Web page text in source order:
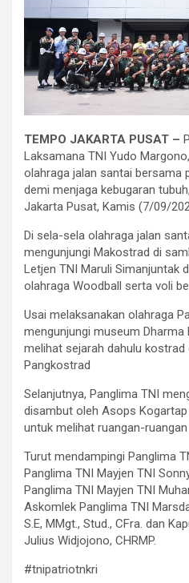
TEMPO JAKARTA PUSAT –
Laksamana TNI Yudo
olahraga jalan santai bersama
demi menjaga kebugaran
Jakarta Pusat, Kamis (7/09/
Di sela-sela olahraga jalan
mengunjungi Makostrad di
Letjen TNI Maruli Simanjuntak
olahraga Woodball serta voli
Usai melaksanakan olahraga
mengunjungi museum
melihat sejarah dahulu
Pangkostrad
Selanjutnya, Panglima TNI
disambut oleh Asops
untuk melihat ruangan-
Turut mendampingi Panglima
Panglima TNI Mayjen TNI
Panglima TNI Mayjen TNI
Askomlek Panglima TNI
S.E, MMgt., Stud., CFra. dan
Julius Widjojono, CHRMP.
#tnipatriotnkri